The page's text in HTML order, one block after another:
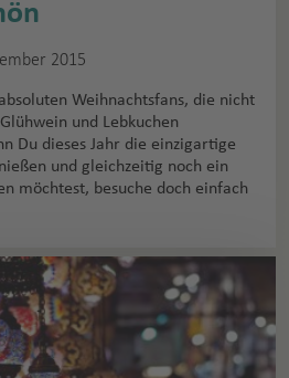
2015
Weihnachtsfans, die nicht
und Lebkuchen
Du dieses Jahr die einzigartige
und gleichzeitig noch ein
möchtest, besuche doch einfach